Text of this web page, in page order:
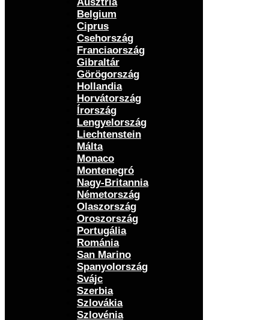
Belgium
Ciprus
Csehország
Franciaország
Gibraltár
Görögország
Hollandia
Horvátország
Írország
Lengyelország
Liechtenstein
Málta
Monaco
Montenegró
Nagy-Britannia
Németország
Olaszország
Oroszország
Portugália
Románia
San Marino
Spanyolország
Svájc
Szerbia
Szlovákia
Szlovénia